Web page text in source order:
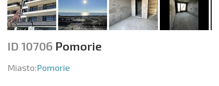
ID 10706 Pomorie
Miasto:Pomorie